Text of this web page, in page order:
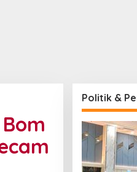
Politik &